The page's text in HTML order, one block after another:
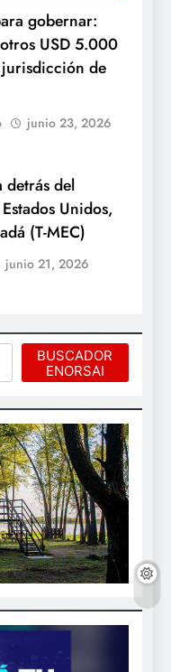
gobernar:
USD 5.000
de
junio 23, 2026
detrás del
Unidos,
(T-MEC)
junio 21, 2026
BUSCADOR
ENORSAI